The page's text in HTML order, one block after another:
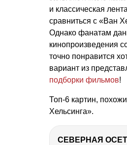
и классическая
сравниться с «Ван
Однако фанатам
кинопроизведения
точно понравится
вариант из
подборки фильмов!
Топ-6 картин,
Хельсинга».